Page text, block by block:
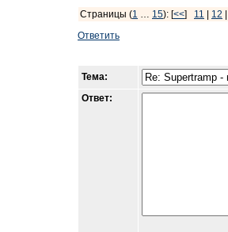
Страницы (1 … 15): [<<] 11 12
Ответить
Тема:
Ответ: